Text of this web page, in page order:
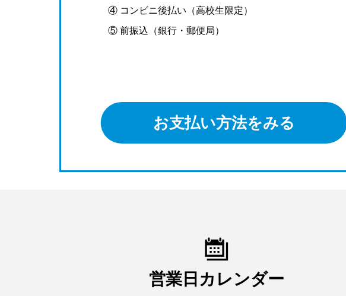
④ コンビニ後払い（高校生限定）
⑤ 前振込（銀行・郵便局）
お支払い方法をみる
営業日カレンダー